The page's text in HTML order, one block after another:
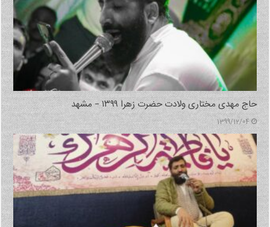
حاج مهدی مختاری ولادت حضرت زهرا ۱۳۹۹ – مشهد
1399/12/04